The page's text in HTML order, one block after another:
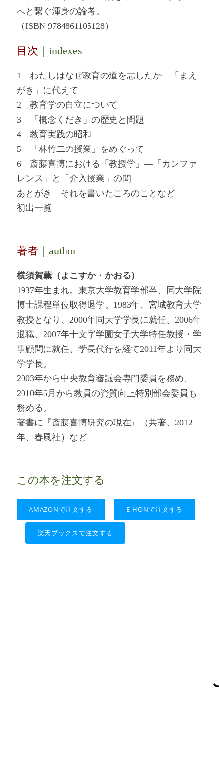
へと繋ぐ渾身の論考。
（ISBN 9784861105128）
目次 ｜indexes
1 わたしはなぜ教育の道を志したか―「まえ
がき」に代えて
2 教育学の自立について
3 「概念くだき」の歴史と問題
4 教育実践の昭和
5 「林竹二の授業」をめぐって
6 斎藤喜博における「教授学」―「カンファ
レンス」と「介入授業」の間
あとがき―それを書いたころのことなど
初出一覧
著者 ｜author
横須賀薫（よこすか・かおる）
1937年生まれ。東京大学教育学部卒、同大学院
博士課程単位取得退学。1983年、宮城教育大学
教授となり、2000年同大学学長に就任、2006年
退職、2007年十文字学園女子大学特任教授・学
事顧問に就任、学長代行を経て2011年より同大
学学長。
2003年から中央教育審議会専門委員を務め、
2010年6月から教員の資質向上特別部会委員も
務める。
著書に『斎藤喜博研究の現在』（共著、2012
年、春風社）など
この本を注文する
AMAZONで注文する E-HONで注文する
楽天ブックスで注文する